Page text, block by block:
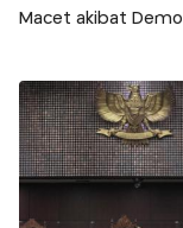
Macet akibat